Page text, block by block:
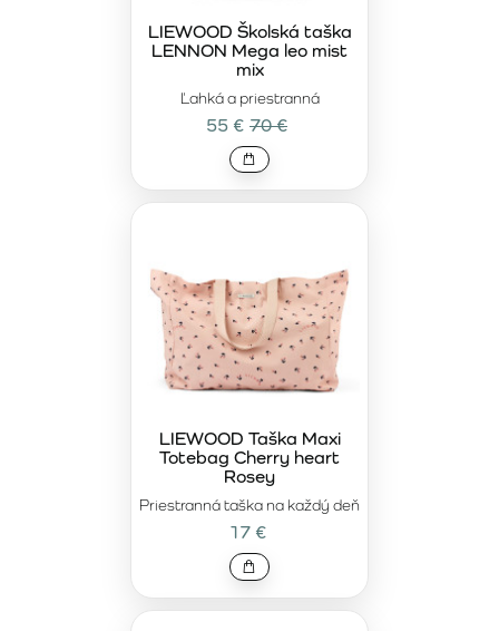
Ľahká a priestranná
LIEWOOD Školská taška
LENNON Mega leo mist
mix
55 € 70 €
Priestranná taška na každý deň
LIEWOOD Taška Maxi
Totebag Cherry heart
Rosey
17 €